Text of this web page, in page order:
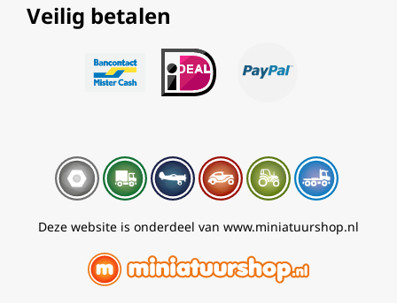
Veilig betalen
Deze website is onderdeel van www.miniatuurshop.nl